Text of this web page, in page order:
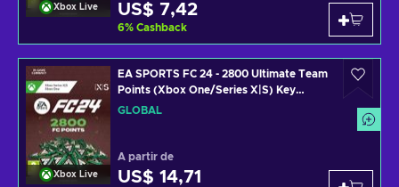
Xbox Live US$ 7,42
6% Cashback
Xbox Live
EA SPORTS FC 24 - 2800 Ultimate Team
Points (Xbox One/Series X|S) Key
GLOBAL
GLOBAL
A partir de
US$ 14,71